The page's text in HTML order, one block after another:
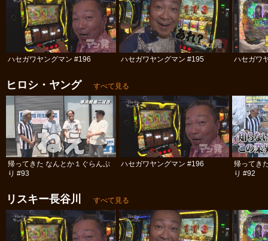
ハセガワヤングマン #196 ハセガワヤングマン #195 ハセガワ
ヒロシ・ヤング すべて見る
帰ってきた なんとか１ぐらんぷ
り #93
ハセガワヤングマン #196
帰ってき
り #92
リスキー長谷川 すべて見る